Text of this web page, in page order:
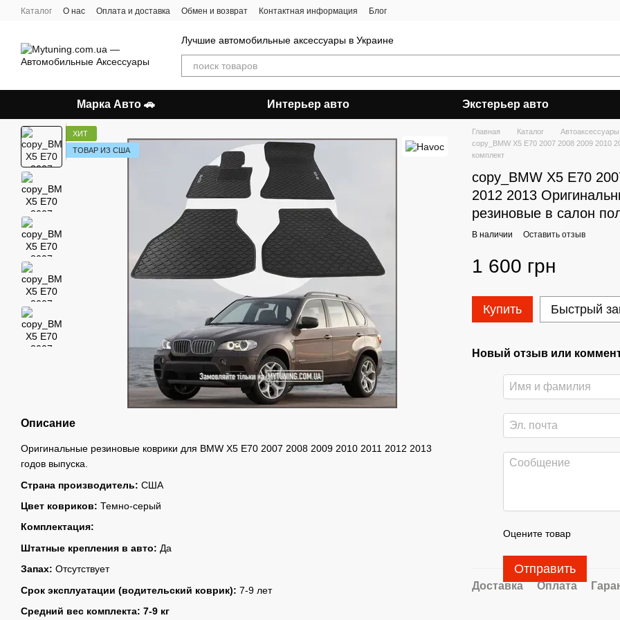
Перейти к основному контенту
Каталог О нас Оплата и доставка Обмен и возврат Контактная информация Блог
Лучшие автомобильные аксессуары в Украине
Марка Авто 🚗 Интерьер авто Экстерьер авто
ХИТ
ТОВАР ИЗ США
Описание
Оригинальные резиновые коврики для BMW X5 E70 2007 2008 2009 2010 2011 2012 2013
годов выпуска.
Страна производитель: США
Цвет ковриков: Темно-серый
Комплектация:
Штатные крепления в авто: Да
Запах: Отсутствует
Срок эксплуатации (водительский коврик): 7-9 лет
Средний вес комплекта: 7-9 кг
Главная Каталог Автоаксессуары
copy_BMW X5 E70 2007 2008 2009 2010
комплект
copy_BMW X5 E70
2012 2013
резиновые в салон
В наличии Оставить отзыв
1 600 грн
Купить Быстрый
Новый отзыв или
Оцените товар
Отправить
Доставка Оплата